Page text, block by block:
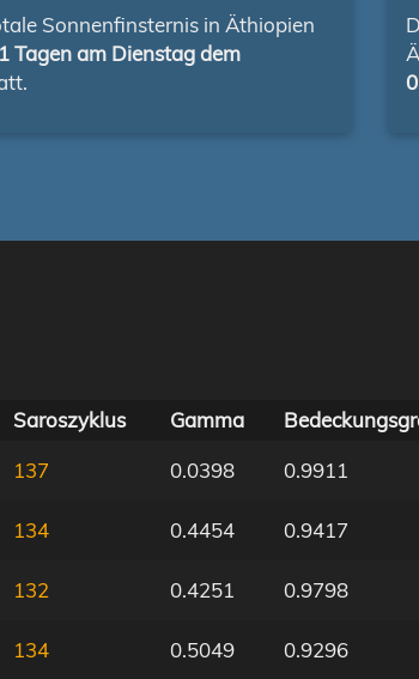
Sonnenfinsternis in Äthiopien
Tagen am Dienstag dem
Saroszyklus Gamma
137 0.0398 0.9911
134 0.4454 0.9417
132 0.4251 0.9798
134 0.5049 0.9296